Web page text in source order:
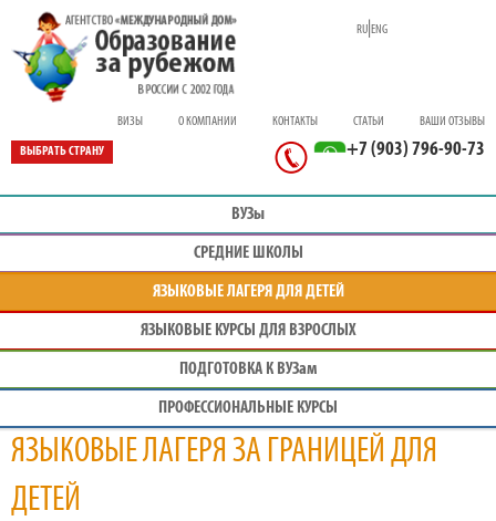
RU ENG
ВАШИ ОТЗЫВЫ
СТАТЬИ
КОНТАКТЫ
О КОМПАНИИ
ВИЗЫ
+7 (903) 796-90-73
ВЫБРАТЬ СТРАНУ
ВУЗы
СРЕДНИЕ ШКОЛЫ
ЯЗЫКОВЫЕ ЛАГЕРЯ ДЛЯ ДЕТЕЙ
ЯЗЫКОВЫЕ КУРСЫ ДЛЯ ВЗРОСЛЫХ
ПОДГОТОВКА К ВУЗам
ПРОФЕССИОНАЛЬНЫЕ КУРСЫ
ЯЗЫКОВЫЕ ЛАГЕРЯ ЗА ГРАНИЦЕЙ ДЛЯ
ДЕТЕЙ